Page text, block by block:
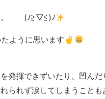
た。 (ﾉ≧▽≦)ﾉ
たように思います✌
発揮できずいたり、凹ん
られず涙してしまうこと